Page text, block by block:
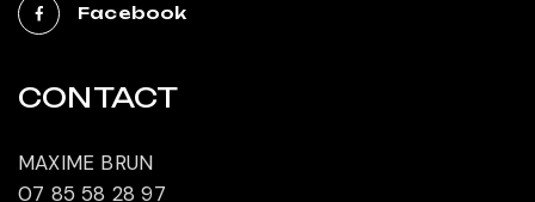
Facebook
CONTACT
MAXIME BRUN
07 85 58 28 97